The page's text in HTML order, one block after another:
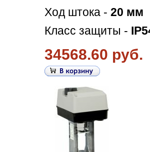
Ход штока - 20 мм
Класс защиты -
34568.60 руб.